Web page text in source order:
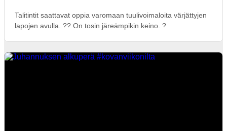
Talitintit saattavat oppia varomaan tuulivoimaloita värjättyjen
lapojen avulla. ?? On tosin järeämpikin keino. ?